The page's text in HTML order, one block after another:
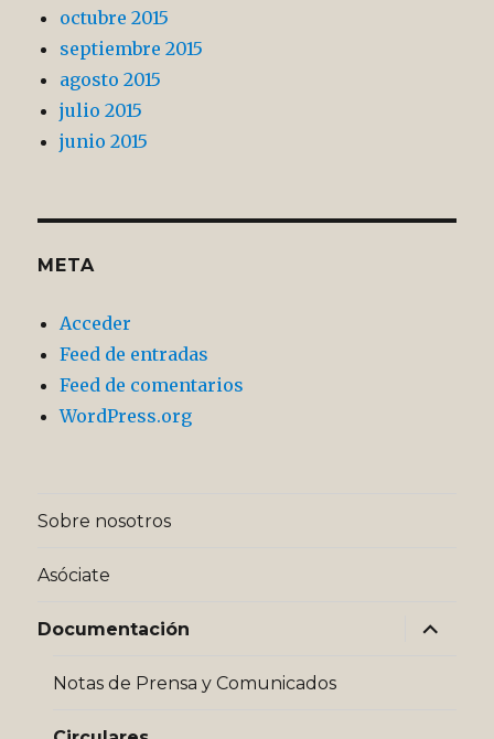
octubre 2015
septiembre 2015
agosto 2015
julio 2015
junio 2015
META
Acceder
Feed de entradas
Feed de comentarios
WordPress.org
Sobre nosotros
Asóciate
Documentación
expande
Notas de Prensa y Comunicados